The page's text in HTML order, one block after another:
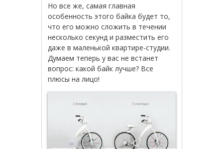
Но все же, самая главная
особенность этого байка будет то,
что его можно сложить в течении
несколько секунд и разместить его
даже в маленькой квартире-студии.
Думаем теперь у вас не встанет
вопрос: какой байк лучше? Все
плюсы на лицо!